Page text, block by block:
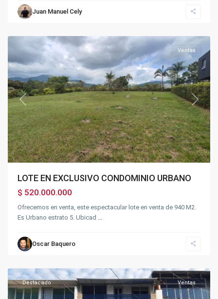
Juan Manuel Cely
del
indio
Previous Next
Ventas
LOTE EN EXCLUSIVO CONDOMINIO URBANO
$ 520.000.000
Ofrecemos en venta, este espectacular lote en venta de 940 M2.
Es Urbano estrato 5. Ubicad
Oscar Baquero
Sector
Parte
plana
Destacado Ventas